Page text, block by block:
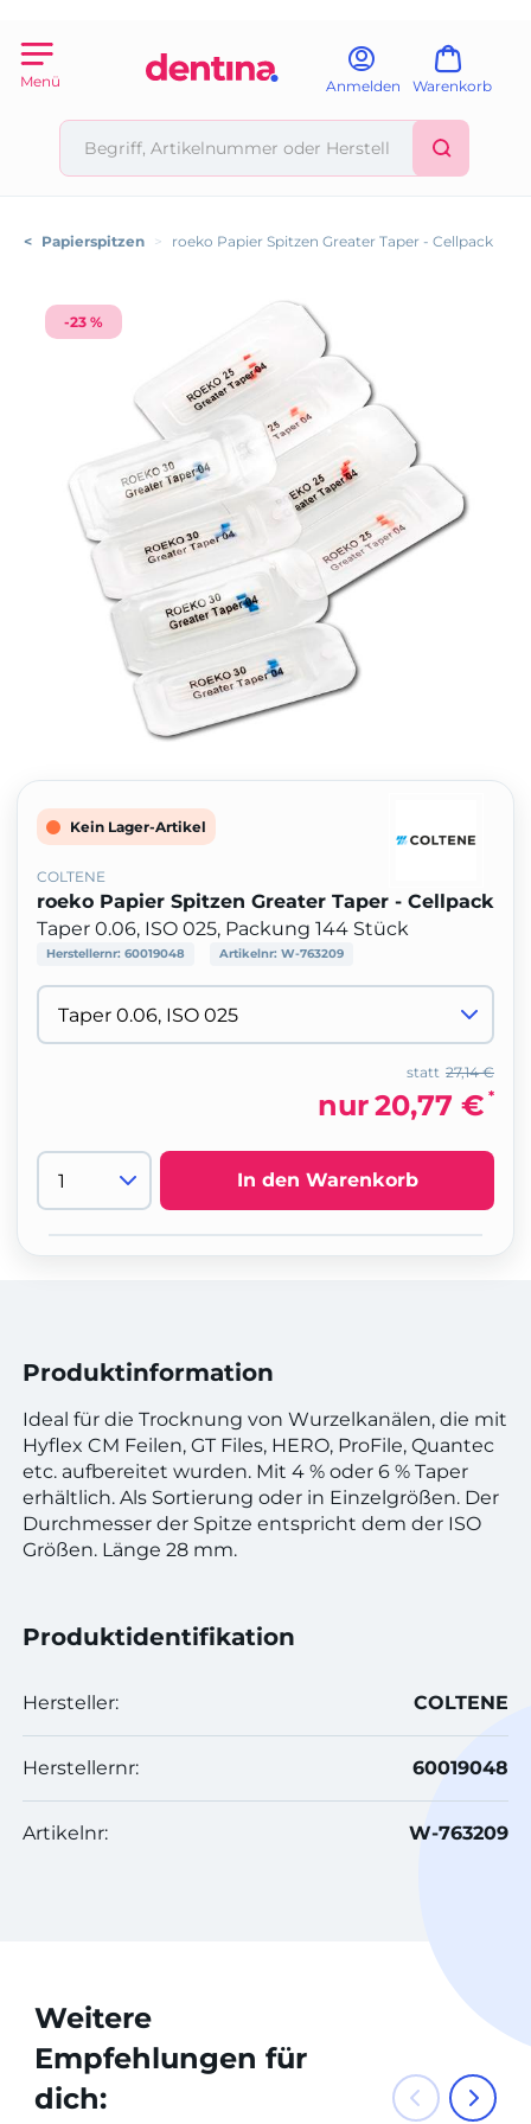
Menü Anmelden Warenkorb
< Papierspitzen > roeko Papier Spitzen Greater Taper - Cellpack
-23 %
Kein Lager-Artikel
COLTENE
roeko Papier Spitzen Greater Taper - Cellpack
Taper 0.06, ISO 025, Packung 144 Stück
Herstellernr: 60019048 Artikelnr: W-763209
27,14 €
statt
nur20,77 € *
In den Warenkorb
Produktinformation
Ideal für die Trocknung von Wurzelkanälen, die mit
Hyflex CM Feilen, GT Files, HERO, ProFile, Quantec
etc. aufbereitet wurden. Mit 4 % oder 6 % Taper
erhältlich. Als Sortierung oder in Einzelgrößen. Der
Durchmesser der Spitze entspricht dem der ISO
Größen. Länge 28 mm.
Produktidentifikation
Hersteller: COLTENE
Herstellernr: 60019048
Artikelnr: W-763209
Weitere
Empfehlungen für
dich: